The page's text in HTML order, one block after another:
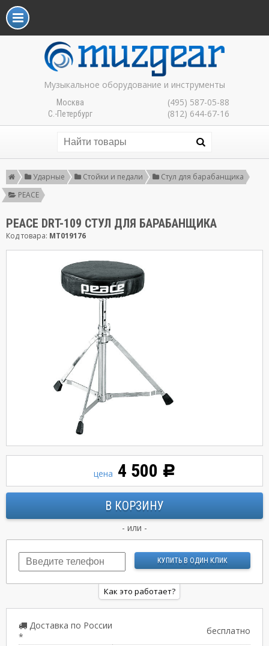
Музыкальное оборудование и инструменты
Москва (495) 587-05-88
С.-Петербург (812) 644-67-16
Ударные Стойки и педали
Стул для барабанщика
PEACE
PEACE DRT-109 СТУЛ ДЛЯ БАРАБАНЩИКА
Код товара: MT019176
цена 4 500 Р
- или -
Как это работает?
Доставка по России
*
бесплатно